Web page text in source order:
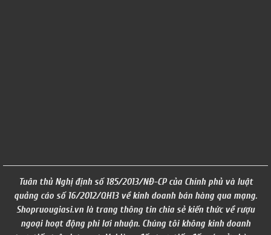
Tuân thủ Nghị định số 185/2013/NĐ-CP của Chính phủ và luật
quảng cáo số 16/2012/QH13 về kinh doanh bán hàng qua mạng.
Shopruougiasi.vn là trang thông tin chia sẻ kiến thức về rượu
ngoại hoạt động phi lơi nhuận. Chúng tôi không kinh doanh